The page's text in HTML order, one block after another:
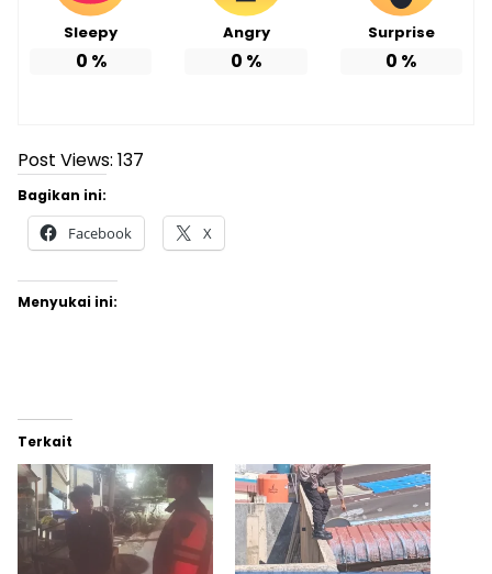
Sleepy
0 %
Angry
0 %
Surprise
0 %
Post Views: 137
Bagikan ini:
Facebook X
Menyukai ini:
Terkait